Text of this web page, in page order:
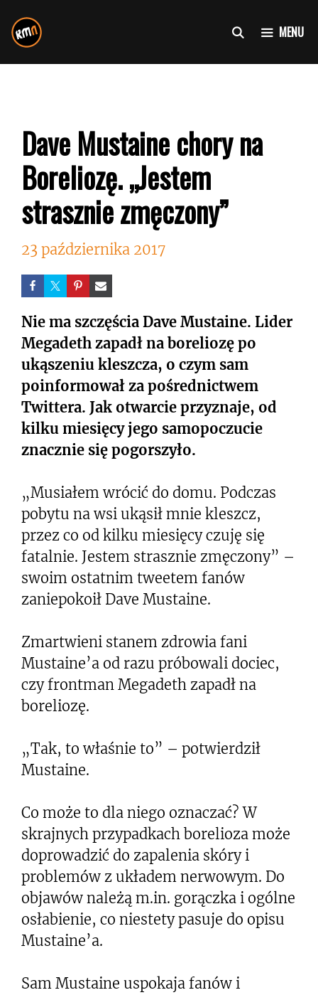
do
treści
MENU
Dave Mustaine chory na
Boreliozę. „Jestem
strasznie zmęczony”
23 października 2017
Nie ma szczęścia Dave Mustaine. Lider
Megadeth zapadł na boreliozę po
ukąszeniu kleszcza, o czym sam
poinformował za pośrednictwem
Twittera. Jak otwarcie przyznaje, od
kilku miesięcy jego samopoczucie
znacznie się pogorszyło.
„Musiałem wrócić do domu. Podczas
pobytu na wsi ukąsił mnie kleszcz,
przez co od kilku miesięcy czuję się
fatalnie. Jestem strasznie zmęczony” –
swoim ostatnim tweetem fanów
zaniepokoił Dave Mustaine.
Zmartwieni stanem zdrowia fani
Mustaine’a od razu próbowali dociec,
czy frontman Megadeth zapadł na
boreliozę.
„Tak, to właśnie to” – potwierdził
Mustaine.
Co może to dla niego oznaczać? W
skrajnych przypadkach borelioza może
doprowadzić do zapalenia skóry i
problemów z układem nerwowym. Do
objawów należą m.in. gorączka i ogólne
osłabienie, co niestety pasuje do opisu
Mustaine’a.
Sam Mustaine uspokaja fanów i